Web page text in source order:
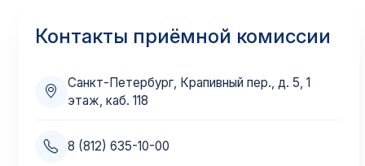
Контакты приёмной комиссии
Санкт-Петербург, Крапивный пер., д. 5, 1
этаж, каб. 118
8 (812) 635-10-00